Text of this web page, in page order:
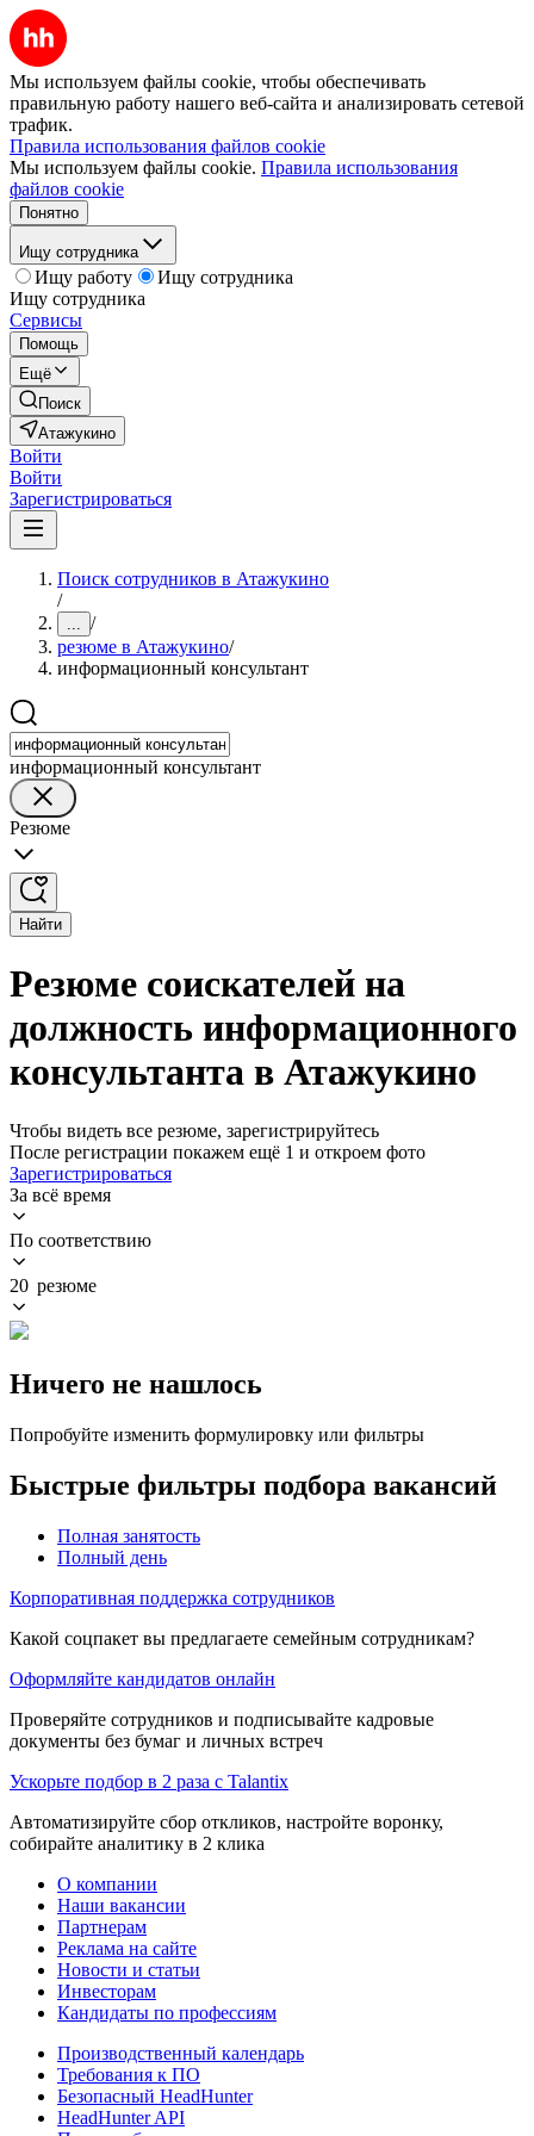
Мы используем файлы cookie, чтобы обеспечивать
правильную работу нашего веб-сайта и анализировать сетевой
трафик.
Правила использования файлов cookie
Мы используем файлы cookie. Правила использования
файлов cookie
Понятно
Ищу сотрудника
Ищу работу
Ищу сотрудника
Ищу сотрудника
Сервисы
Помощь
Ещё
Поиск
Атажукино
Войти
Войти
Зарегистрироваться
Поиск сотрудников в Атажукино
/
... /
резюме в Атажукино/
информационный консультант
информационный консультант
Резюме
Найти
Резюме соискателей на
должность информационного
консультанта в Атажукино
Чтобы видеть все резюме, зарегистрируйтесь
После регистрации покажем ещё 1 и откроем фото
Зарегистрироваться
За всё время
По соответствию
20 резюме
Ничего не нашлось
Попробуйте изменить формулировку или фильтры
Быстрые фильтры подбора вакансий
Полная занятость
Полный день
Корпоративная поддержка сотрудников
Какой соцпакет вы предлагаете семейным сотрудникам?
Оформляйте кандидатов онлайн
Проверяйте сотрудников и подписывайте кадровые
документы без бумаг и личных встреч
Ускорьте подбор в 2 раза с Talantix
Автоматизируйте сбор откликов, настройте воронку,
собирайте аналитику в 2 клика
О компании
Наши вакансии
Партнерам
Реклама на сайте
Новости и статьи
Инвесторам
Кандидаты по профессиям
Производственный календарь
Требования к ПО
Безопасный HeadHunter
HeadHunter API